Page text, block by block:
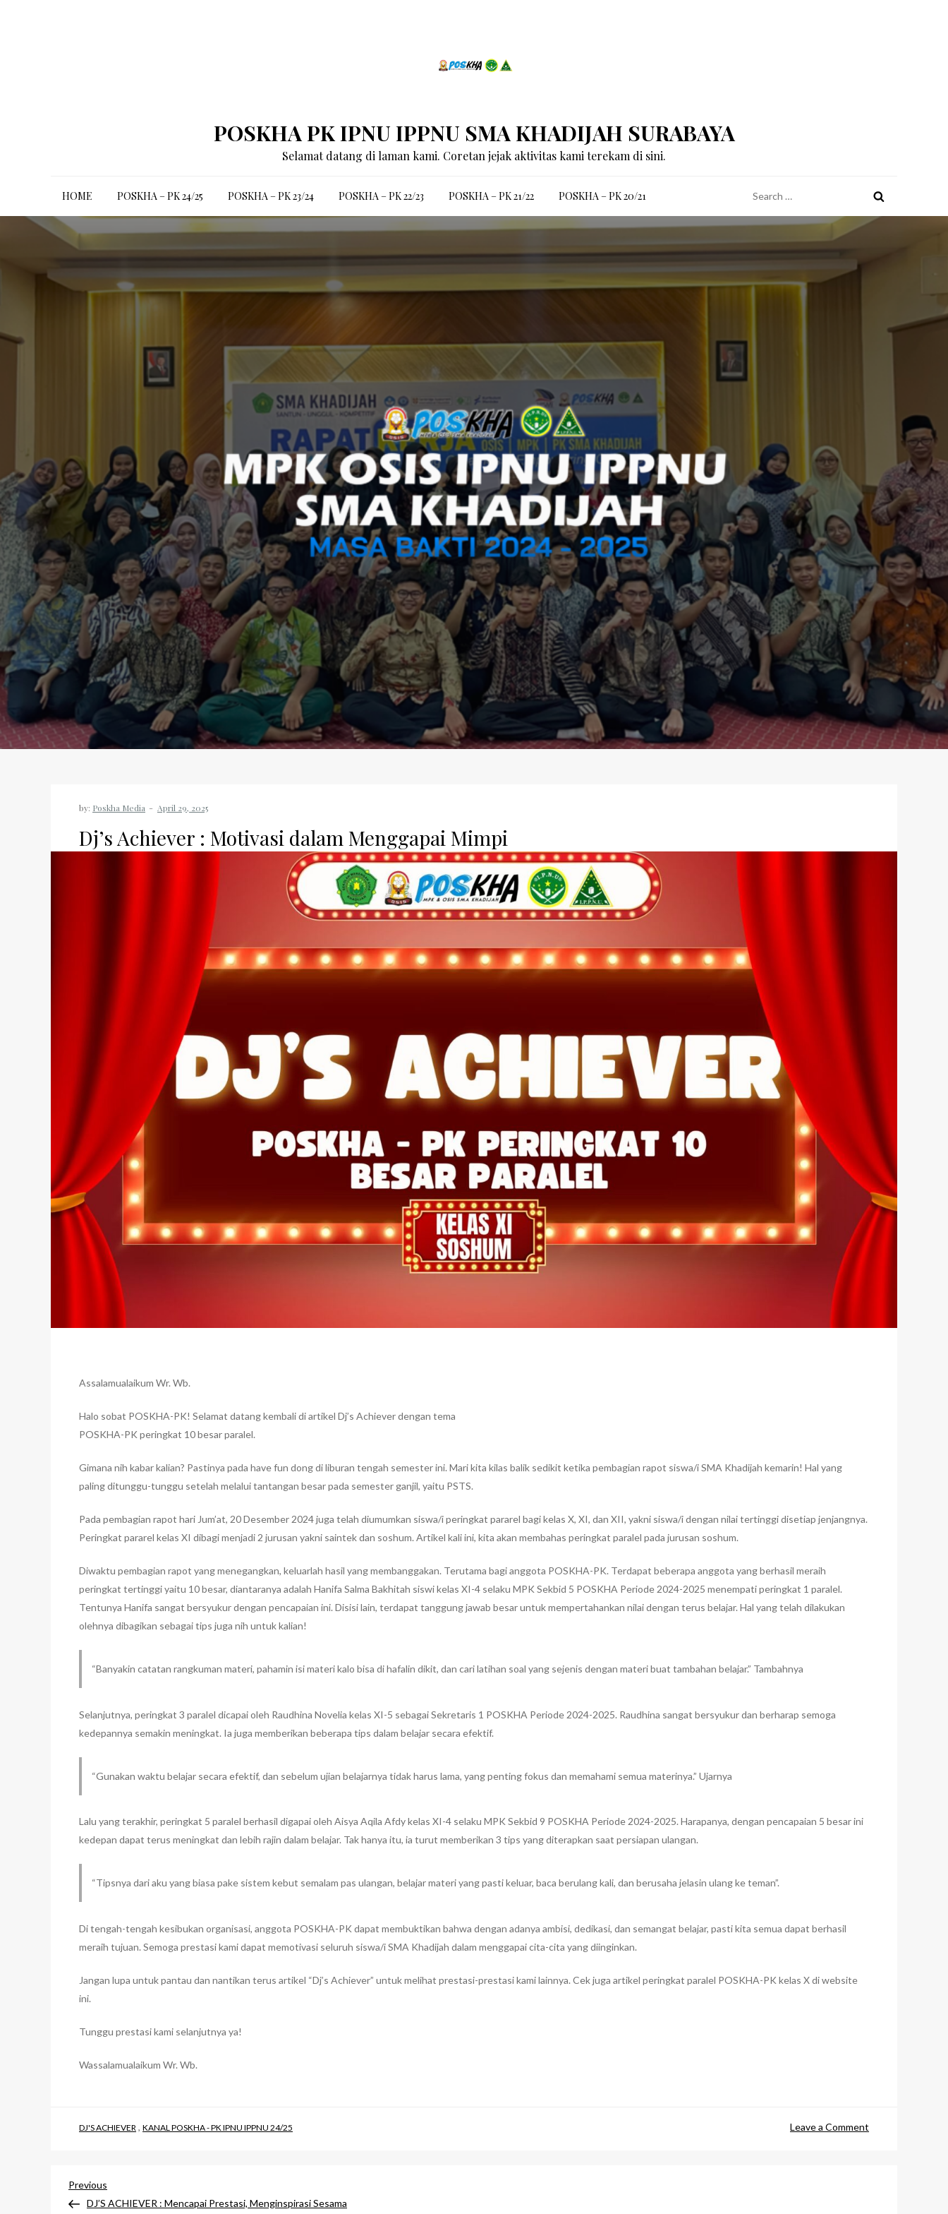
POSKHA PK IPNU IPPNU SMA KHADIJAH SURABAYA
Selamat datang di laman kami. Coretan jejak aktivitas kami terekam di sini.
HOME POSKHA – PK 24/25 POSKHA – PK 23/24 POSKHA – PK 22/23 POSKHA – PK 21/22 POSKHA – PK 20/21
for:
by: Poskha Media
Dj’s Achiever : Motivasi dalam Menggapai Mimpi
Assalamualaikum Wr. Wb.
Halo sobat POSKHA-PK! Selamat datang kembali di artikel Dj’s Achiever dengan tema
POSKHA-PK peringkat 10 besar paralel.
Gimana nih kabar kalian? Pastinya pada have fun dong di liburan tengah semester ini. Mari kita kilas balik sedikit ketika pembagian rapot siswa/i SMA Khadijah kemarin! Hal yang
paling ditunggu-tunggu setelah melalui tantangan besar pada semester ganjil, yaitu PSTS.
Pada pembagian rapot hari Jum’at, 20 Desember 2024 juga telah diumumkan siswa/i peringkat pararel bagi kelas X, XI, dan XII, yakni siswa/i dengan nilai tertinggi disetiap jenjangnya.
Peringkat pararel kelas XI dibagi menjadi 2 jurusan yakni saintek dan soshum. Artikel kali ini, kita akan membahas peringkat paralel pada jurusan soshum.
Diwaktu pembagian rapot yang menegangkan, keluarlah hasil yang membanggakan. Terutama bagi anggota POSKHA-PK. Terdapat beberapa anggota yang berhasil meraih
peringkat tertinggi yaitu 10 besar, diantaranya adalah Hanifa Salma Bakhitah siswi kelas XI-4 selaku MPK Sekbid 5 POSKHA Periode 2024-2025 menempati peringkat 1 paralel.
Tentunya Hanifa sangat bersyukur dengan pencapaian ini. Disisi lain, terdapat tanggung jawab besar untuk mempertahankan nilai dengan terus belajar. Hal yang telah dilakukan
olehnya dibagikan sebagai tips juga nih untuk kalian!
“Banyakin catatan rangkuman materi, pahamin isi materi kalo bisa di hafalin dikit, dan cari latihan soal yang sejenis dengan materi buat tambahan belajar.” Tambahnya
Selanjutnya, peringkat 3 paralel dicapai oleh Raudhina Novelia kelas XI-5 sebagai Sekretaris 1 POSKHA Periode 2024-2025. Raudhina sangat bersyukur dan berharap semoga
kedepannya semakin meningkat. Ia juga memberikan beberapa tips dalam belajar secara efektif.
“Gunakan waktu belajar secara efektif, dan sebelum ujian belajarnya tidak harus lama, yang penting fokus dan memahami semua materinya.” Ujarnya
Lalu yang terakhir, peringkat 5 paralel berhasil digapai oleh Aisya Aqila Afdy kelas XI-4 selaku MPK Sekbid 9 POSKHA Periode 2024-2025. Harapanya, dengan pencapaian 5 besar ini
kedepan dapat terus meningkat dan lebih rajin dalam belajar. Tak hanya itu, ia turut memberikan 3 tips yang diterapkan saat persiapan ulangan.
“Tipsnya dari aku yang biasa pake sistem kebut semalam pas ulangan, belajar materi yang pasti keluar, baca berulang kali, dan berusaha jelasin ulang ke teman”.
Di tengah-tengah kesibukan organisasi, anggota POSKHA-PK dapat membuktikan bahwa dengan adanya ambisi, dedikasi, dan semangat belajar, pasti kita semua dapat berhasil
meraih tujuan. Semoga prestasi kami dapat memotivasi seluruh siswa/i SMA Khadijah dalam menggapai cita-cita yang diinginkan.
Jangan lupa untuk pantau dan nantikan terus artikel “Dj’s Achiever” untuk melihat prestasi-prestasi kami lainnya. Cek juga artikel peringkat paralel POSKHA-PK kelas X di website
ini.
Tunggu prestasi kami selanjutnya ya!
Wassalamualaikum Wr. Wb.
DJ'S ACHIEVER , KANAL POSKHA - PK IPNU IPPNU 24/25 Leave a Comment
Post
Previous
Post
Previous
DJ’S ACHIEVER : Mencapai Prestasi, Menginspirasi Sesama